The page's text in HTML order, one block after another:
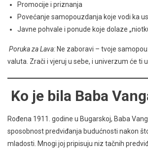
Promocije i priznanja
Povećanje samopouzdanja koje vodi ka
Javne pohvale i ponude koje dolaze
Poruka za Lava: Ne zaboravi – tvoje
valuta. Zrači i vjeruj u sebe, i univerzum će ti
Ko je bila Baba
Rođena 1911. godine u Bugarskoj, Baba
sposobnost predviđanja budućnosti nakon
mladosti. Mnogi joj pripisuju niz tačnih